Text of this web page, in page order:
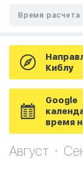
Время расчета
Киблу
Google
время
Август